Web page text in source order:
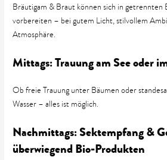
Bräutigam & Braut können sich in getrennten
vorbereiten – bei gutem Licht, stilvollem
Atmosphäre.
Mittags: Trauung am See oder
Ob freie Trauung unter Bäumen oder
Wasser – alles ist möglich.
Nachmittags: Sektempfang &
überwiegend Bio-Produkten